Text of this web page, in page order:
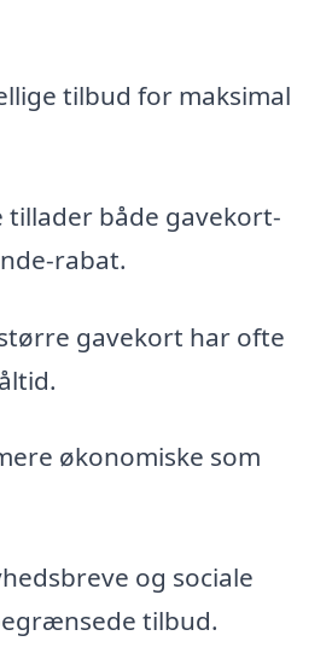
tilbud for maksimal
tillader både gavekort-
rabat.
gavekort har ofte
økonomiske som
og sociale
tilbud.